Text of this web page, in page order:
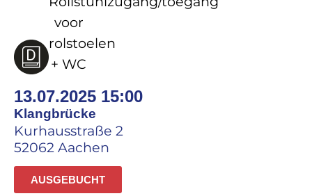
13.07.2025 15:00
Klangbrücke
Kurhausstraße 2
52062 Aachen
AUSGEBUCHT